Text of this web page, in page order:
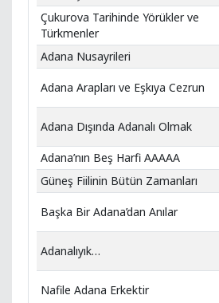
Çukurova Tarihinde Yörükler ve
Türkmenler
Adana Nusayrileri
Adana Arapları ve Eşkıya Cezrun
Adana Dışında Adanalı Olmak
Adana’nın Beş Harfi AAAAA
Güneş Fiilinin Bütün Zamanları
Başka Bir Adana’dan Anılar
Adanalıyık…
Nafile Adana Erkektir